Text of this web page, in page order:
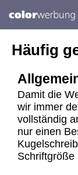
Häufig
Damit die
wir immer
vollständig
nur einen
Schriftgröße